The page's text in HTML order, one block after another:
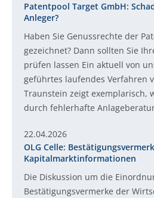
Patentpool Target GmbH:
Anleger?
Haben Sie Genussrechte der
gezeichnet? Dann sollten Sie
prüfen lassen Ein aktuell von
geführtes laufendes Verfahren
Traunstein zeigt exemplarisch,
durch fehlerhafte
22.04.2026
OLG Celle:
Kapitalmarktinformationen
Die Diskussion um die
Bestätigungsvermerke der